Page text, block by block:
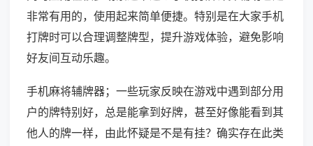
非常有用的，使用起来简单便捷。特别是在大家手机
打牌时可以合理调整牌型，提升游戏体验，避免影响
好友间互动乐趣。
手机麻将辅牌器；一些玩家反映在游戏中遇到部分用
户的牌特别好，总是能拿到好牌，甚至好像能看到其
他人的牌一样，由此怀疑是不是有挂？确实存在此类